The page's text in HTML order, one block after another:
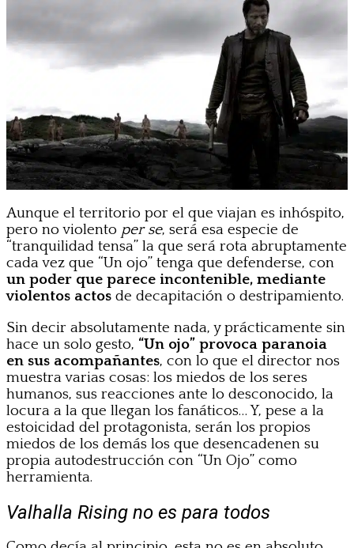
Aunque el territorio por el que viajan es inhóspito,
pero no violento per se, será esa especie de
“tranquilidad tensa” la que será rota abruptamente
cada vez que “Un ojo” tenga que defenderse, con
un poder que parece incontenible, mediante
violentos actos de decapitación o destripamiento.
Sin decir absolutamente nada, y prácticamente sin
hace un solo gesto, “Un ojo” provoca paranoia
en sus acompañantes, con lo que el director nos
muestra varias cosas: los miedos de los seres
humanos, sus reacciones ante lo desconocido, la
locura a la que llegan los fanáticos… Y, pese a la
estoicidad del protagonista, serán los propios
miedos de los demás los que desencadenen su
propia autodestrucción con “Un Ojo” como
herramienta.
Valhalla Rising no es para todos